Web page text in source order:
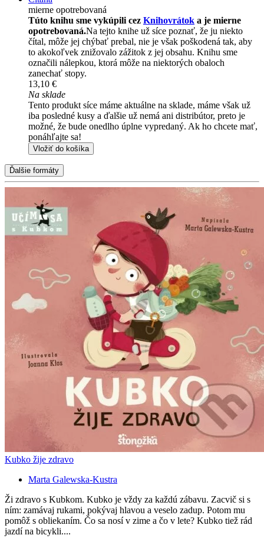
mierne opotrebovaná
Túto knihu sme vykúpili cez Knihovrátok a je mierne
opotrebovaná.Na tejto knihe už síce poznať, že ju niekto
čítal, môže jej chýbať prebal, nie je však poškodená tak, aby
to akokoľvek znižovalo zážitok z jej obsahu. Knihu sme
označili nálepkou, ktorá môže na niektorých obaloch
zanechať stopy.
13,10 €
Na sklade
Tento produkt síce máme aktuálne na sklade, máme však už
iba posledné kusy a ďalšie už nemá ani distribútor, preto je
možné, že bude onedlho úplne vypredaný. Ak ho chcete mať,
ponáhľajte sa!
Vložiť do košíka
Ďalšie formáty
Kubko žije zdravo
Marta Galewska-Kustra
Ži zdravo s Kubkom. Kubko je vždy za každú zábavu. Zacvič si s
ním: zamávaj rukami, pokývaj hlavou a veselo zadup. Potom mu
pomôž s obliekaním. Čo sa nosí v zime a čo v lete? Kubko tiež rád
jazdí na bicykli....